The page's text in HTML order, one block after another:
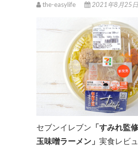
the-easylife 2021年8月25日
セブンイレブン 「すみれ監
玉味噌ラーメン」 実食レビ